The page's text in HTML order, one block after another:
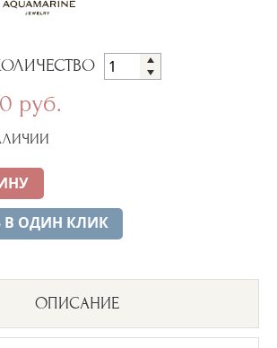
руб.
В ОДИН КЛИК
ОПИСАНИЕ